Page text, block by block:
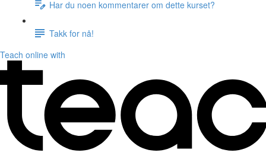
Har du noen kommentarer om dette kurset?
Takk for nå!
Teach online with